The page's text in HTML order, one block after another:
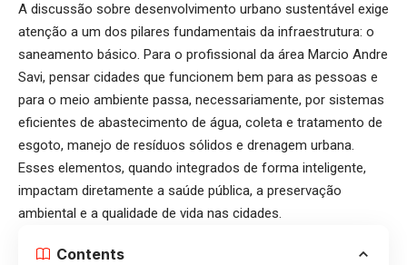
A discussão sobre desenvolvimento urbano sustentável exige
atenção a um dos pilares fundamentais da infraestrutura: o
saneamento básico. Para o profissional da área Marcio Andre
Savi, pensar cidades que funcionem bem para as pessoas e
para o meio ambiente passa, necessariamente, por sistemas
eficientes de abastecimento de água, coleta e tratamento de
esgoto, manejo de resíduos sólidos e drenagem urbana.
Esses elementos, quando integrados de forma inteligente,
impactam diretamente a saúde pública, a preservação
ambiental e a qualidade de vida nas cidades.
Contents